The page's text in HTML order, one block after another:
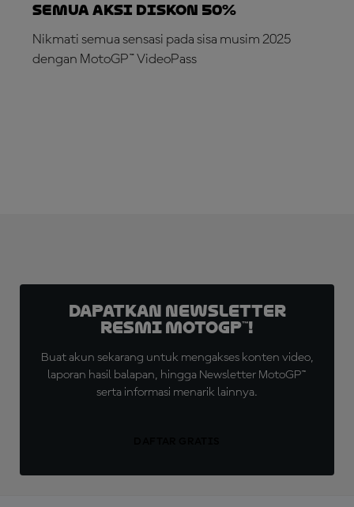
SEMUA AKSI DISKON 50%
Nikmati semua sensasi pada sisa musim 2025
dengan MotoGP™ VideoPass
Dapatkan Newsletter
Resmi MotoGP™!
Buat akun sekarang untuk mengakses konten video,
laporan hasil balapan, hingga Newsletter MotoGP™
serta informasi menarik lainnya.